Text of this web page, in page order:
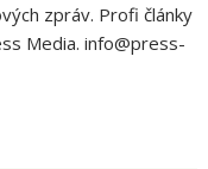
zpráv. Profi články
Media. info@press-